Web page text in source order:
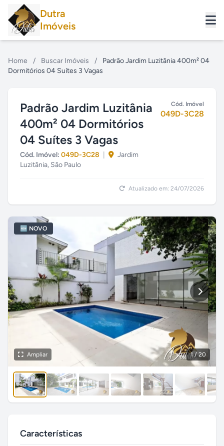
Dutra
Imóveis
Home / Buscar Imóveis /
Padrão Jardim Luzitânia 400m² 04
Dormitórios 04 Suítes 3 Vagas
Padrão Jardim Luzitânia
400m² 04 Dormitórios
04 Suítes 3 Vagas
Cód. Imóvel: 049D-3C28
Jardim
Luzitânia, São Paulo
Cód. Imóvel
049D-3C28
Atualizado em: 24/07/2026
1/ 20
🆕 NOVO
Ampliar
Características